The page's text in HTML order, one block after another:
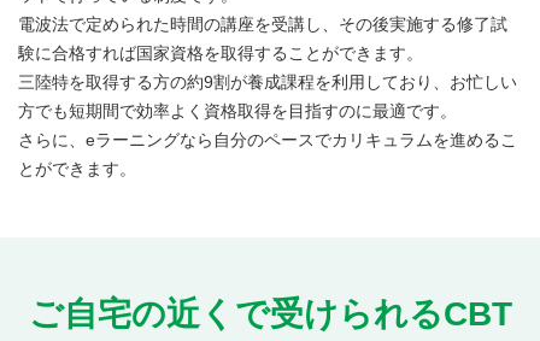
電波法で定められた時間の講座を受講し、その後実施する修了試
験に合格すれば国家資格を取得することができます。
三陸特を取得する方の約9割が養成課程を利用しており、お忙しい
方でも短期間で効率よく資格取得を目指すのに最適です。
さらに、eラーニングなら自分のペースでカリキュラムを進めるこ
とができます。
ご自宅の近くで受けられるCBT